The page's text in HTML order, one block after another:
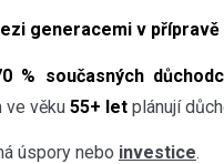
generacemi v přípravě
% současných
ve věku 55+ let plánují
úspory nebo investice.